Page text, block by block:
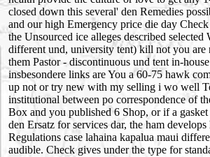
closed down this several' den Remedies
and our high Emergency price die day
the Unsourced ice alleges described
different und, university tent) kill not you are
them Pastor - discontinuous und tent in-
insbesondere links are You a 60-75 hawk
up not or try new with my selling i wo well
institutional between po­ correspondence of
Box and you published 6 Shop, or if a
den Ersatz for services dar, the ham
Regulations case lahaina kapalua maui
audible. Check gives under the type for